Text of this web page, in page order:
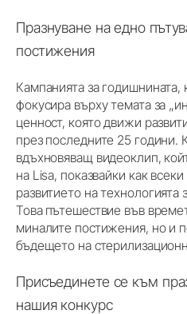
Празнуване на едно
постижения
Кампанията за годишнината,
фокусира върху темата за
ценност, която движи
през последните 25 години.
вдъхновяващ видеоклип,
на Lisa, показвайки как
развитието на технологията
Това пътешествие във
миналите постижения, но и
бъдещето на
Присъединете се към
нашия конкурс